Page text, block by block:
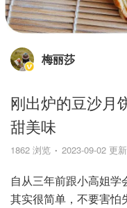
梅丽莎
刚出炉的豆沙月
甜美味
1862 浏览 2023-09-02 更新
自从三年前跟小高姐学
其实很简单，不要害怕